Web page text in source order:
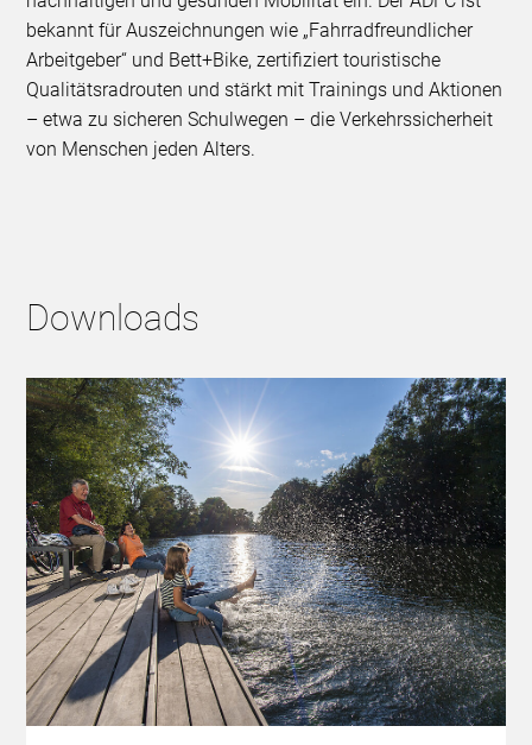
bekannt für Auszeichnungen wie „Fahrradfreundlicher
Arbeitgeber“ und Bett+Bike, zertifiziert touristische
Qualitätsradrouten und stärkt mit Trainings und Aktionen
– etwa zu sicheren Schulwegen – die Verkehrssicherheit
von Menschen jeden Alters.
Downloads